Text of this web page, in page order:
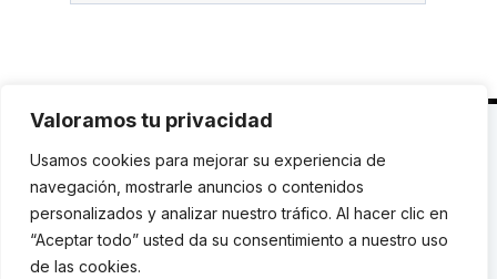
Valoramos tu privacidad
Usamos cookies para mejorar su experiencia de
navegación, mostrarle anuncios o contenidos
personalizados y analizar nuestro tráfico. Al hacer clic en
“Aceptar todo” usted da su consentimiento a nuestro uso
de las cookies.
C. Avinyó 44, 2n | 08002 Barcelona |T.: +34 93
119 03 72|institut@idhc.org
© Institut de Drets Humans de Catalunya.